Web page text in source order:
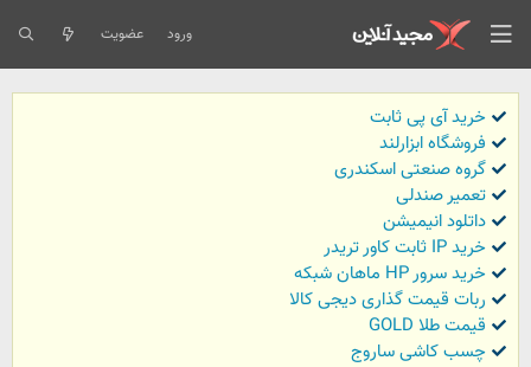
ورود عضویت
خرید آی پی ثابت
فروشگاه ابزارلند
گروه صنعتی اسکندری
تعمیر صندلی
داتلود انیمیشن
خرید IP ثابت کاور تریدر
خرید سرور HP ماهان شبکه
ربات قیمت گذاری دیجی کالا
قیمت طلا GOLD
چسب کاشی ساروج